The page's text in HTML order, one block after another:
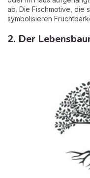
ab. Die Fischmotive, die
symbolisieren
2. Der